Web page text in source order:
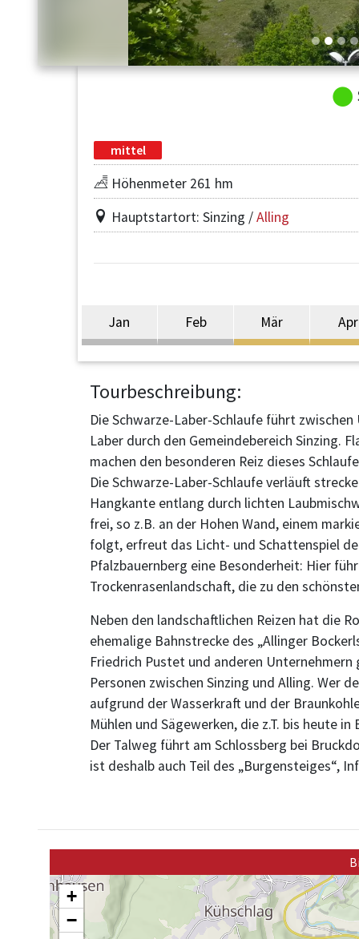
mittel
Höhenmeter 261 hm
Hauptstartort: Sinzing /Alling
Jan Feb Mär Apr
Tourbeschreibung:
Die Schwarze-Laber-Schlaufe führt
Laber durch den Gemeindebereich Sinzing.
machen den besonderen Reiz dieses
Die Schwarze-Laber-Schlaufe verläuft
Hangkante entlang durch lichten
frei, so z.B. an der Hohen Wand, einem
folgt, erfreut das Licht- und Schattenspiel
Pfalzbauernberg eine Besonderheit: Hier
Trockenrasenlandschaft, die zu den
Neben den landschaftlichen Reizen hat die
ehemalige Bahnstrecke des „Allinger
Friedrich Pustet und anderen
Personen zwischen Sinzing und Alling. Wer
aufgrund der Wasserkraft und der
Mühlen und Sägewerken, die z.T. bis heute
Der Talweg führt am Schlossberg bei
ist deshalb auch Teil des „Burgensteiges“,
+
−